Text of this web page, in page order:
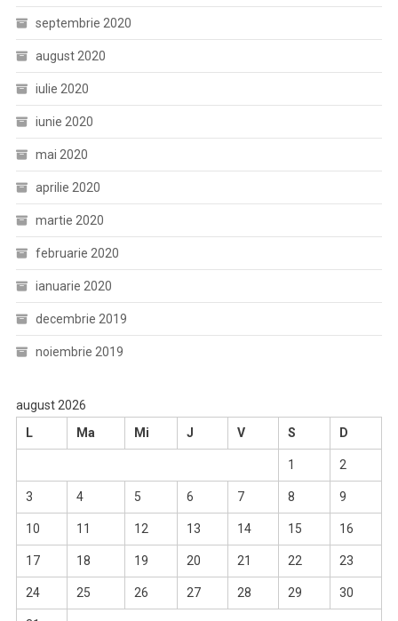
septembrie 2020
august 2020
iulie 2020
iunie 2020
mai 2020
aprilie 2020
martie 2020
februarie 2020
ianuarie 2020
decembrie 2019
noiembrie 2019
august 2026
L
Ma Mi J V S D
1 2
3 4 5 6 7 8 9
10 11 12 13 14 15 16
17 18 19 20 21 22 23
24 25 26 27 28 29 30